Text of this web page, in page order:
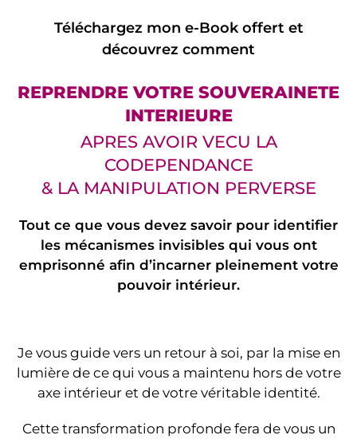
Téléchargez mon e-Book offert et
découvrez comment
REPRENDRE VOTRE SOUVERAINETE
INTERIEURE
APRES AVOIR VECU LA
CODEPENDANCE
& LA MANIPULATION PERVERSE
Tout ce que vous devez savoir pour identifier
les mécanismes invisibles qui vous ont
emprisonné afin d’incarner pleinement votre
pouvoir intérieur.
Je vous guide vers un retour à soi, par la mise en
lumière de ce qui vous a maintenu hors de votre
axe intérieur et de votre véritable identité.
Cette transformation profonde fera de vous un